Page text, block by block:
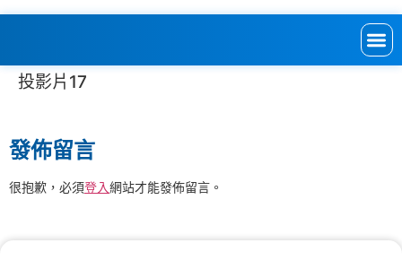
投影片17
發佈留言
很抱歉，必須登入網站才能發佈留言。